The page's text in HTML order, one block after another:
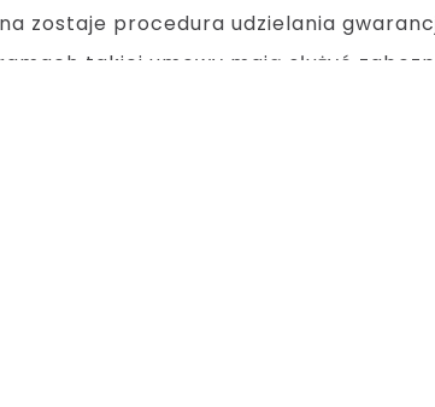
zostaje procedura udzielania
takiej umowy mają służyć